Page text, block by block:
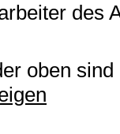
des
oben